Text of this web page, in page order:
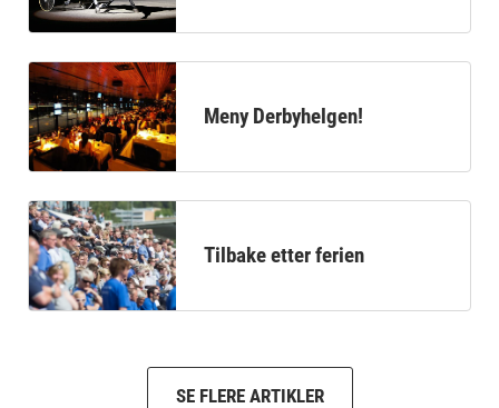
Meny Derbyhelgen!
Tilbake etter ferien
SE FLERE ARTIKLER